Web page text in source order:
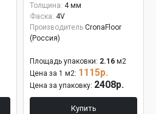
Толщина: 4 мм
Фаска: 4V
Производитель CronaFloor
(Россия)
Площадь упаковки: 2.16 м2
Цена за 1 м2: 1115р.
Цена за упаковку: 2408р.
Купить